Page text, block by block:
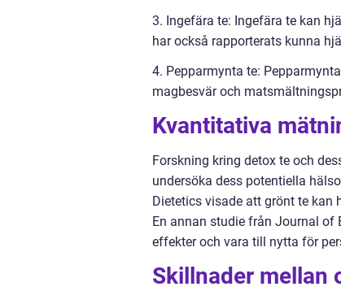
3. Ingefära te: Ingefära te kan
har också rapporterats kunna
4. Pepparmynta te:
magbesvär och
Kvantitativa
Forskning kring detox te och
undersöka dess potentiella
Dietetics visade att grönt te
En annan studie från Journal
effekter och vara till nytta för
Skillnader mellan